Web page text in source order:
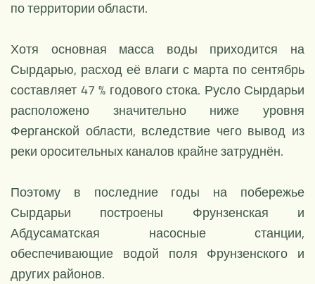
по территории области.
Хотя основная масса воды приходится на
Сырдарью, расход её влаги с марта по сентябрь
составляет 47 % годового стока. Русло Сырдарьи
расположено значительно ниже уровня
Ферганской области, вследствие чего вывод из
реки оросительных каналов крайне затруднён.
Поэтому в последние годы на побережье
Сырдарьи построены Фрунзенская и
Абдусаматская насосные станции,
обеспечивающие водой поля Фрунзенского и
других районов.